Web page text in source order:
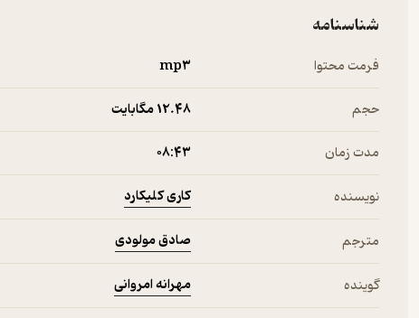
شناسنامه
فرمت محتوا mp۳
حجم 12.۴۸ مگابایت
مدت زمان ۰۸:۴۳
نویسنده کاری کلیکارد
مترجم صادق مولودی
گوینده مهرانه امروانی